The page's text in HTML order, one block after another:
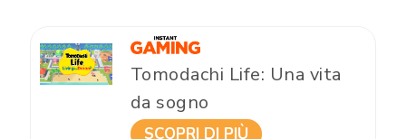
Tomodachi Life: Una vita
da sogno
SCOPRI DI PIÙ